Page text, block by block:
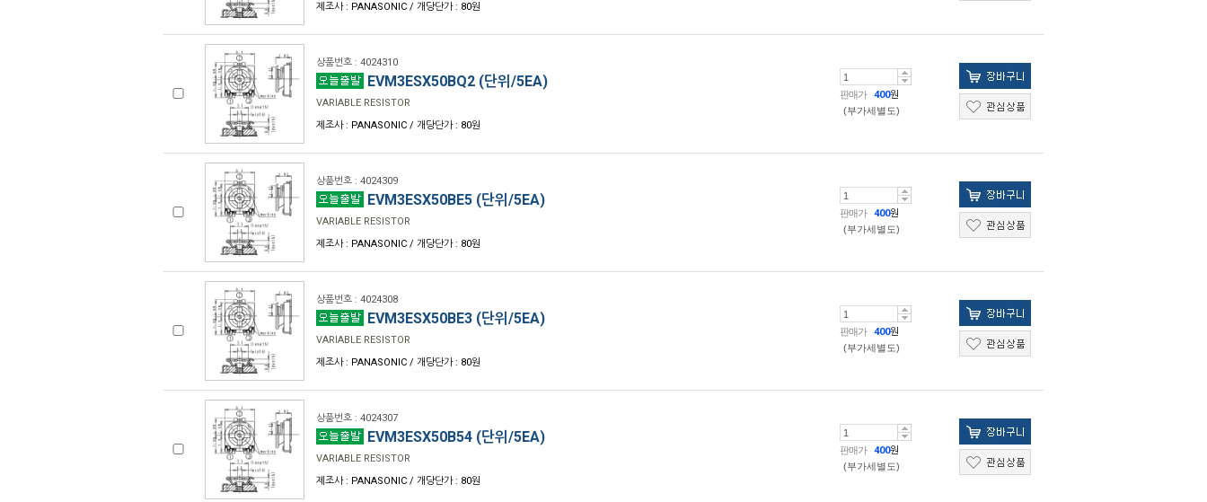
제조사 : PANASONIC / 개당단가 : 80원
상품번호 : 4024310
EVM3ESX50BQ2 (단위/5EA)
VARIABLE RESISTOR
제조사 : PANASONIC / 개당단가 : 80원
판매가 400원
(부가세별도)
상품번호 : 4024309
EVM3ESX50BE5 (단위/5EA)
VARIABLE RESISTOR
제조사 : PANASONIC / 개당단가 : 80원
판매가 400원
(부가세별도)
상품번호 : 4024308
EVM3ESX50BE3 (단위/5EA)
VARIABLE RESISTOR
제조사 : PANASONIC / 개당단가 : 80원
판매가 400원
(부가세별도)
상품번호 : 4024307
EVM3ESX50B54 (단위/5EA)
VARIABLE RESISTOR
제조사 : PANASONIC / 개당단가 : 80원
판매가 400원
(부가세별도)